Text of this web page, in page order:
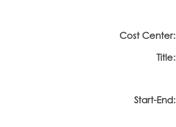
Cost Center:
Title:
Start-End: